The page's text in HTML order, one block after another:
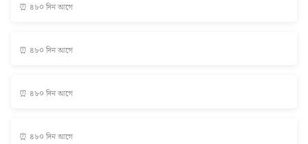
⏰ ৪৮০ দিন আগে
⏰ ৪৮০ দিন আগে
⏰ ৪৮০ দিন আগে
⏰ ৪৮০ দিন আগে